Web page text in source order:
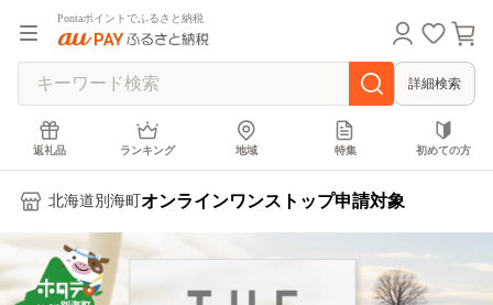
Pontaポイントでふるさと納税
詳細検索
返礼品 ランキング 地域 特集 初めての方
北海道別海町 オンラインワンストップ申請対象